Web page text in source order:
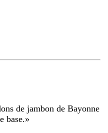
de jambon de Bayonne
base.»